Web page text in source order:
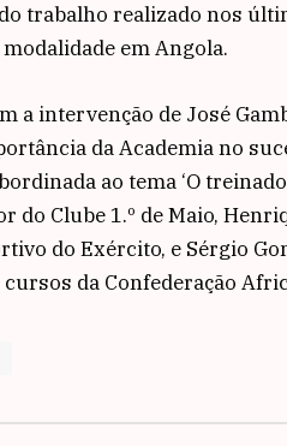
trabalho realizado nos
em Angola.
a intervenção de José
da Academia no
ao tema ‘O
do Clube 1.º de Maio,
do Exército, e Sérgio
da Confederação